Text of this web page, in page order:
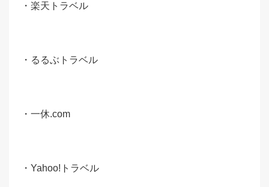
・楽天トラベル
・るるぶトラベル
・一休.com
・Yahoo!トラベル